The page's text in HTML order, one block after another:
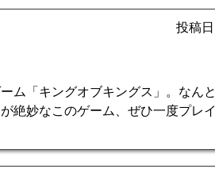
投稿
ム「キングオブキングス」。なん
絶妙なこのゲーム、ぜひ一度プレイ